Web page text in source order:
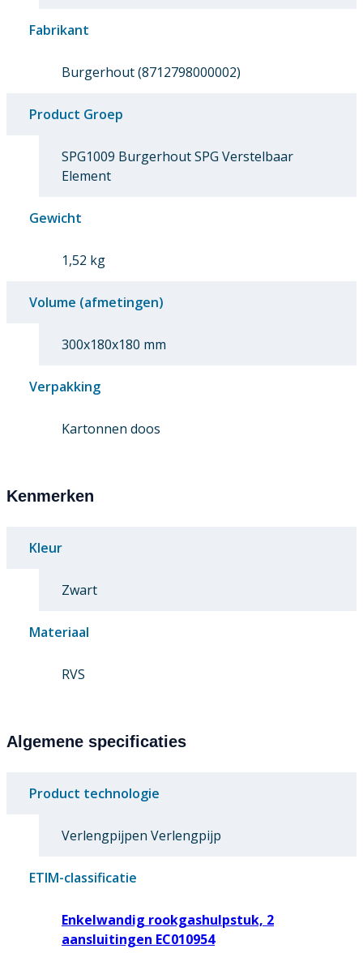
Fabrikant
Burgerhout (8712798000002)
Product Groep
SPG1009 Burgerhout SPG Verstelbaar
Element
Gewicht
1,52 kg
Volume (afmetingen)
300x180x180 mm
Verpakking
Kartonnen doos
Kenmerken
Kleur
Zwart
Materiaal
RVS
Algemene specificaties
Product technologie
Verlengpijpen Verlengpijp
ETIM-classificatie
Enkelwandig rookgashulpstuk, 2
aansluitingen EC010954